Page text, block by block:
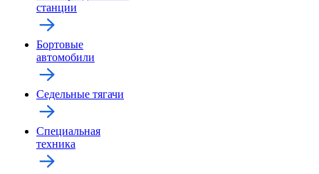
станции
Бортовые
автомобили
Седельные тягачи
Специальная
техника